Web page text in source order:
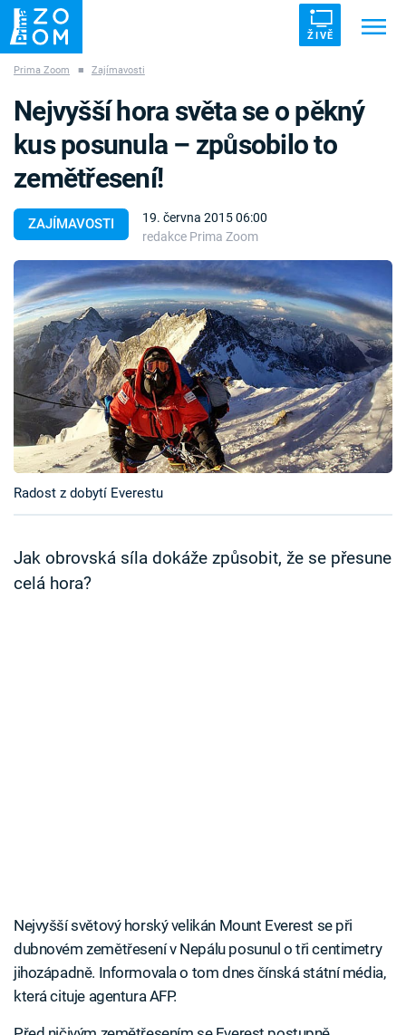
ŽIVĚ
ZÁHADY VETŘELCI DÁVNOVĚKU
Témata
Témata
Pořady
TV Program
Časopis
Sledujte prima+
Sledujte nás
Prima Zoom ■ Zajímavosti
ZAJÍMAVOSTI
19. června 2015 06:00
redakce Prima Zoom
Nejvyšší hora světa se o pěkný
kus posunula – způsobilo to
zemětřesení!
Radost z dobytí Everestu
Jak obrovská síla dokáže způsobit, že se přesune
celá hora?
Nejvyšší světový horský velikán Mount Everest se při
dubnovém zemětřesení v Nepálu posunul o tři centimetry
jihozápadně. Informovala o tom dnes čínská státní média,
která cituje agentura AFP.